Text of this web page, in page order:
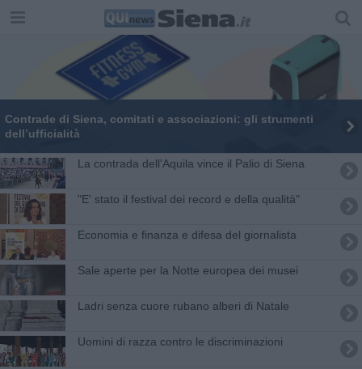
Contrade di Siena, comitati e associazioni: gli strumenti
dell’ufficialità
La contrada dell'Aquila vince il Palio di Siena
"E' stato il festival dei record e della qualità"
Economia e finanza e difesa del giornalista
Sale aperte per la Notte europea dei musei
Ladri senza cuore rubano alberi di Natale
Uomini di razza contro le discriminazioni